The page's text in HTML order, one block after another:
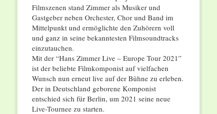
Filmszenen stand Zimmer als Musiker und
Gastgeber neben Orchester, Chor und Band im
Mittelpunkt und ermöglichte den Zuhörern voll
und ganz in seine bekanntesten Filmsoundtracks
einzutauchen.
Mit der “Hans Zimmer Live – Europe Tour 2021”
ist der beliebte Filmkomponist auf vielfachen
Wunsch nun erneut live auf der Bühne zu erleben.
Der in Deutschland geborene Komponist
entschied sich für Berlin, um 2021 seine neue
Live-Tournee zu starten.